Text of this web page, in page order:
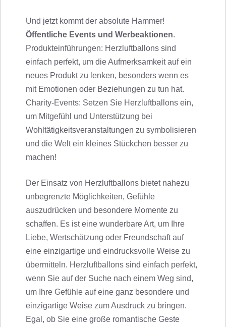
Und jetzt kommt der absolute Hammer!
Öffentliche Events und Werbeaktionen.
Produkteinführungen: Herzluftballons sind
einfach perfekt, um die Aufmerksamkeit auf ein
neues Produkt zu lenken, besonders wenn es
mit Emotionen oder Beziehungen zu tun hat.
Charity-Events: Setzen Sie Herzluftballons ein,
um Mitgefühl und Unterstützung bei
Wohltätigkeitsveranstaltungen zu symbolisieren
und die Welt ein kleines Stückchen besser zu
machen!
Der Einsatz von Herzluftballons bietet nahezu
unbegrenzte Möglichkeiten, Gefühle
auszudrücken und besondere Momente zu
schaffen. Es ist eine wunderbare Art, um Ihre
Liebe, Wertschätzung oder Freundschaft auf
eine einzigartige und eindrucksvolle Weise zu
übermitteln. Herzluftballons sind einfach perfekt,
wenn Sie auf der Suche nach einem Weg sind,
um Ihre Gefühle auf eine ganz besondere und
einzigartige Weise zum Ausdruck zu bringen.
Egal, ob Sie eine große romantische Geste